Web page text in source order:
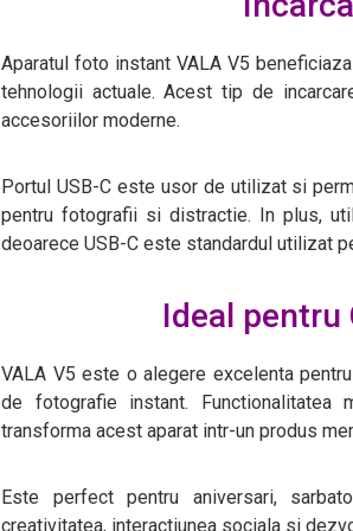
Aparatul foto instant VALA V5
tehnologii actuale. Acest tip de
accesoriilor moderne.
Portul USB-C este usor de utilizat si
pentru fotografii si distractie. In plus,
deoarece USB-C este standardul utilizat
Ideal
VALA V5 este o alegere excelenta
de fotografie instant. Functionalitatea
transforma acest aparat intr-un produs
Este perfect pentru aniversari,
creativitatea, interactiunea sociala si